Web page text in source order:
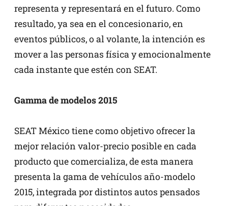
representa y representará en el futuro. Como
resultado, ya sea en el concesionario, en
eventos públicos, o al volante, la intención es
mover a las personas física y emocionalmente
cada instante que estén con SEAT.
Gamma de modelos 2015
SEAT México tiene como objetivo ofrecer la
mejor relación valor-precio posible en cada
producto que comercializa, de esta manera
presenta la gama de vehículos año-modelo
2015, integrada por distintos autos pensados